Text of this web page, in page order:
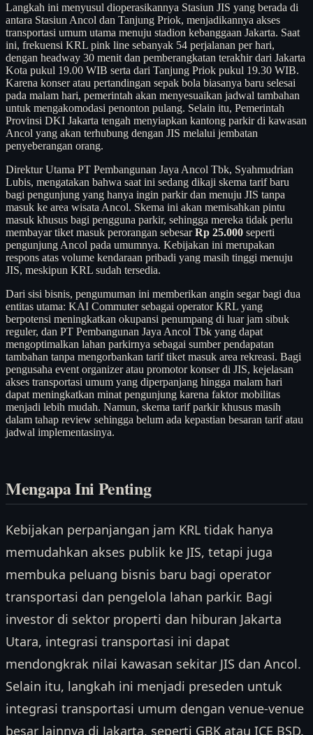
Langkah ini menyusul dioperasikannya Stasiun JIS yang berada di
antara Stasiun Ancol dan Tanjung Priok, menjadikannya akses
transportasi umum utama menuju stadion kebanggaan Jakarta. Saat
ini, frekuensi KRL pink line sebanyak 54 perjalanan per hari,
dengan headway 30 menit dan pemberangkatan terakhir dari Jakarta
Kota pukul 19.00 WIB serta dari Tanjung Priok pukul 19.30 WIB.
Karena konser atau pertandingan sepak bola biasanya baru selesai
pada malam hari, pemerintah akan menyesuaikan jadwal tambahan
untuk mengakomodasi penonton pulang. Selain itu, Pemerintah
Provinsi DKI Jakarta tengah menyiapkan kantong parkir di kawasan
Ancol yang akan terhubung dengan JIS melalui jembatan
penyeberangan orang.
Direktur Utama PT Pembangunan Jaya Ancol Tbk, Syahmudrian
Lubis, mengatakan bahwa saat ini sedang dikaji skema tarif baru
bagi pengunjung yang hanya ingin parkir dan menuju JIS tanpa
masuk ke area wisata Ancol. Skema ini akan memisahkan pintu
masuk khusus bagi pengguna parkir, sehingga mereka tidak perlu
membayar tiket masuk perorangan sebesarRp 25.000 seperti
pengunjung Ancol pada umumnya. Kebijakan ini merupakan
respons atas volume kendaraan pribadi yang masih tinggi menuju
JIS, meskipun KRL sudah tersedia.
Dari sisi bisnis, pengumuman ini memberikan angin segar bagi dua
entitas utama: KAI Commuter sebagai operator KRL yang
berpotensi meningkatkan okupansi penumpang di luar jam sibuk
reguler, dan PT Pembangunan Jaya Ancol Tbk yang dapat
mengoptimalkan lahan parkirnya sebagai sumber pendapatan
tambahan tanpa mengorbankan tarif tiket masuk area rekreasi. Bagi
pengusaha event organizer atau promotor konser di JIS, kejelasan
akses transportasi umum yang diperpanjang hingga malam hari
dapat meningkatkan minat pengunjung karena faktor mobilitas
menjadi lebih mudah. Namun, skema tarif parkir khusus masih
dalam tahap review sehingga belum ada kepastian besaran tarif atau
jadwal implementasinya.
Mengapa Ini Penting
Kebijakan perpanjangan jam KRL tidak hanya
memudahkan akses publik ke JIS, tetapi juga
membuka peluang bisnis baru bagi operator
transportasi dan pengelola lahan parkir. Bagi
investor di sektor properti dan hiburan Jakarta
Utara, integrasi transportasi ini dapat
mendongkrak nilai kawasan sekitar JIS dan Ancol.
Selain itu, langkah ini menjadi preseden untuk
integrasi transportasi umum dengan venue-venue
besar lainnya di Jakarta, seperti GBK atau ICE BSD.